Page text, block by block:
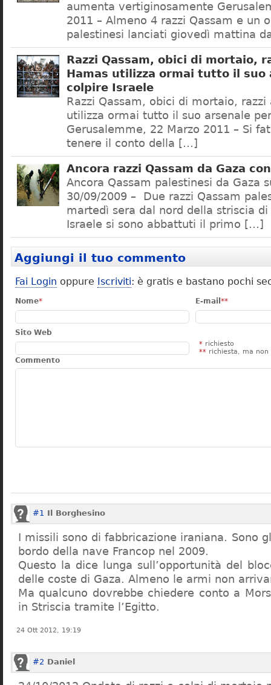
aumenta vertiginosamente
2011 – Almeno 4 razzi Qassam e un
palestinesi lanciati giovedì mattina
Razzi Qassam, obici di mortaio,
Hamas utilizza ormai tutto il suo
colpire Israele
Razzi Qassam, obici di mortaio,
utilizza ormai tutto il suo arsenale
Gerusalemme, 22 Marzo 2011 – Si
tenere il conto della […]
Ancora razzi Qassam da Gaza
Ancora Qassam palestinesi da Gaza
30/09/2009 – Due razzi Qassam
martedì sera dal nord della striscia di
Israele si sono abbattuti il primo […]
Aggiungi il tuo commento
Fai Login oppure Iscriviti: è gratis e bastano pochi
Nome* E-mail **
Sito Web
* richiesto
** richiesta, ma non
Commento
#1 Il Borghesino
I missili sono di fabbricazione iraniana. Sono
bordo della nave Francop nel 2009.
Questo la dice lunga sull’opportunità del
delle coste di Gaza. Almeno le armi non
Ma qualcuno dovrebbe chiedere conto a
in Striscia tramite l’Egitto.
24 Ott 2012, 19:19
#2 Daniel